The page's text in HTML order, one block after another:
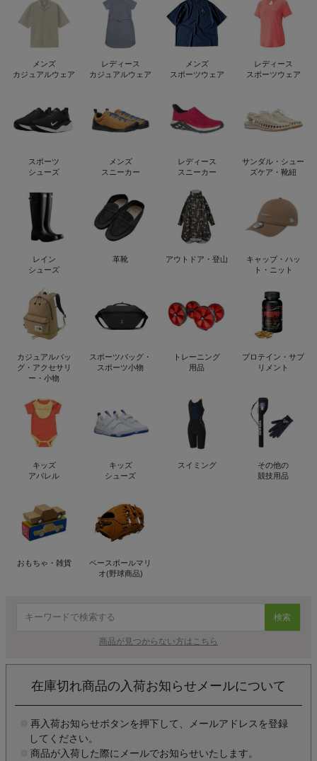
メンズ
カジュアルウェア
レディース
カジュアルウェア
メンズ
スポーツウェア
レディース
スポーツウェア
スポーツ
シューズ
メンズ
スニーカー
レディース
スニーカー
サンダル・シュー
ズケア・靴紐
レイン
シューズ
革靴 アウトドア・登山
キャップ・ハッ
ト・ニット
カジュアルバッ
グ・アクセサリ
ー・小物
スポーツバッグ・
スポーツ小物
トレーニング
用品
プロテイン・サプ
リメント
キッズ
アパレル
キッズ
シューズ
スイミング
その他の
競技用品
おもちゃ・雑貨
ベースボールマリ
オ(野球商品)
検索
商品が見つからない方はこちら
在庫切れ商品の入荷お知らせメールについて
再入荷お知らせボタンを押下して、メールアドレスを登録
してください。
商品が入荷した際にメールでお知らせいたします。